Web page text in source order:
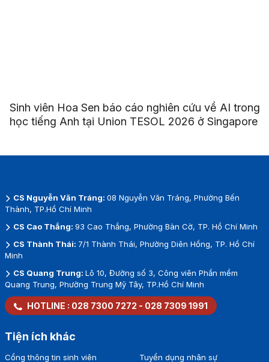
Sinh viên Hoa Sen báo cáo nghiên cứu về AI trong
học tiếng Anh tại Union TESOL 2026 ở Singapore
CS Nguyễn Văn Tráng: 08 Nguyễn Văn Tráng, Phường Bến
Thành, TP.Hồ Chí Minh
CS Cao Thắng: 93 Cao Thắng, Phường Bàn Cờ, TP. Hồ Chí Minh
CS Thành Thái: 7/1 Thành Thái, Phường Diên Hồng, TP. Hồ Chí
Minh
CS Quang Trung: Lô 10, Đường số 3, Công viên Phần mềm
Quang Trung, Phường Trung Mỹ Tây, TP.Hồ Chí Minh
HOTLINE : 028 7300 7272 - 028 7309 1991
Tiện ích khác
Cổng thông tin sinh viên Tuyển dụng nhân sự